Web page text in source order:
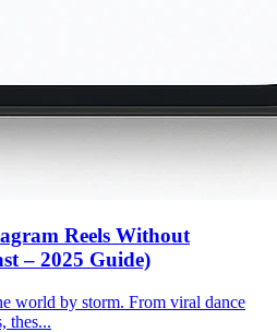
Reels Without
– 2025 Guide)
world by storm. From viral dance
thes...